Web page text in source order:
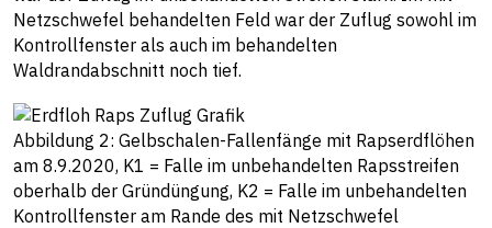
Netzschwefel behandelten Feld war der Zuflug sowohl im
Kontrollfenster als auch im behandelten
Waldrandabschnitt noch tief.
Abbildung 2: Gelbschalen-Fallenfänge mit Rapserdflöhen
am 8.9.2020, K1 = Falle im unbehandelten Rapsstreifen
oberhalb der Gründüngung, K2 = Falle im unbehandelten
Kontrollfenster am Rande des mit Netzschwefel